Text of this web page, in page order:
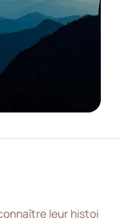
leur histoi